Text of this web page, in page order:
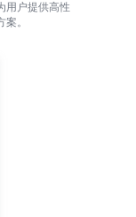
用户提供高性
。